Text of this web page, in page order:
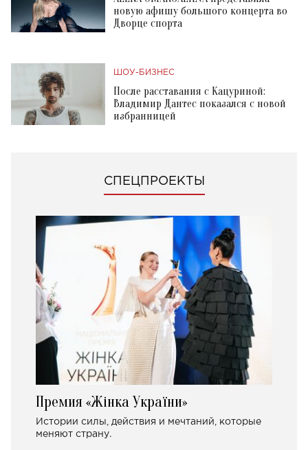
новую афишу большого концерта во
Дворце спорта
ШОУ-БИЗНЕС
После расставания с Кацуриной:
Владимир Дантес показался с новой
избранницей
СПЕЦПРОЕКТЫ
Премия «Жінка України»
Истории силы, действия и мечтаний, которые
меняют страну.